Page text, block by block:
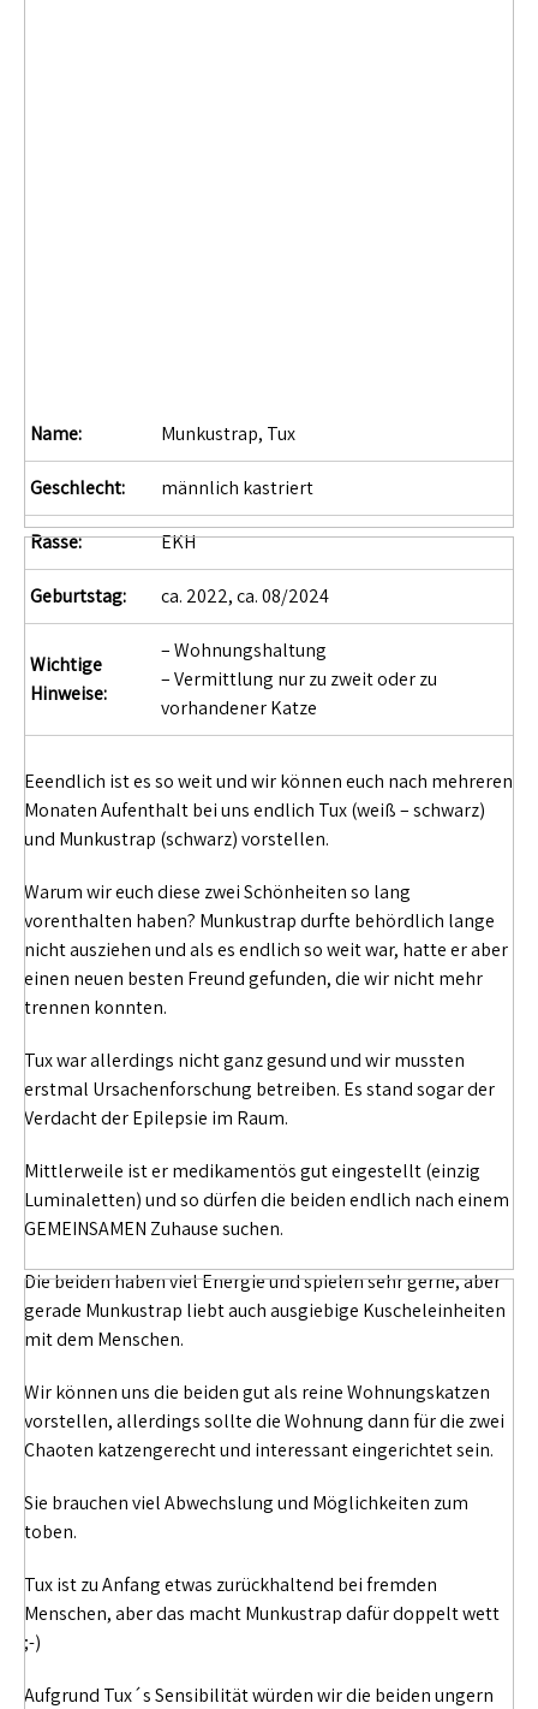
Name: Munkustrap, Tux
Geschlecht: männlich kastriert
Rasse: EKH
Geburtstag: ca. 2022, ca. 08/2024
Wichtige
Hinweise:
– Wohnungshaltung
– Vermittlung nur zu zweit oder zu
vorhandener Katze
Eeendlich ist es so weit und wir können euch nach mehreren
Monaten Aufenthalt bei uns endlich Tux (weiß – schwarz)
und Munkustrap (schwarz) vorstellen.
Warum wir euch diese zwei Schönheiten so lang
vorenthalten haben? Munkustrap durfte behördlich lange
nicht ausziehen und als es endlich so weit war, hatte er aber
einen neuen besten Freund gefunden, die wir nicht mehr
trennen konnten.
Tux war allerdings nicht ganz gesund und wir mussten
erstmal Ursachenforschung betreiben. Es stand sogar der
Verdacht der Epilepsie im Raum.
Mittlerweile ist er medikamentös gut eingestellt (einzig
Luminaletten) und so dürfen die beiden endlich nach einem
GEMEINSAMEN Zuhause suchen.
Die beiden haben viel Energie und spielen sehr gerne, aber
gerade Munkustrap liebt auch ausgiebige Kuscheleinheiten
mit dem Menschen.
Wir können uns die beiden gut als reine Wohnungskatzen
vorstellen, allerdings sollte die Wohnung dann für die zwei
Chaoten katzengerecht und interessant eingerichtet sein.
Sie brauchen viel Abwechslung und Möglichkeiten zum
toben.
Tux ist zu Anfang etwas zurückhaltend bei fremden
Menschen, aber das macht Munkustrap dafür doppelt wett
;-)
Aufgrund Tux´s Sensibilität würden wir die beiden ungern